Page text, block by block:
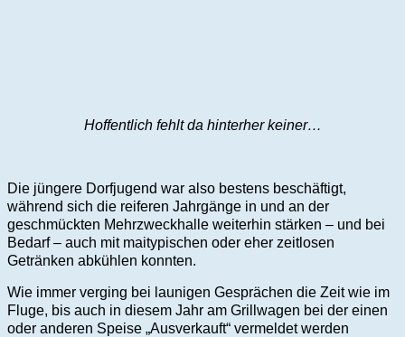
Hoffentlich fehlt da hinterher keiner…
Die jüngere Dorfjugend war also bestens beschäftigt,
während sich die reiferen Jahrgänge in und an der
geschmückten Mehrzweckhalle weiterhin stärken – und bei
Bedarf – auch mit maitypischen oder eher zeitlosen
Getränken abkühlen konnten.
Wie immer verging bei launigen Gesprächen die Zeit wie im
Fluge, bis auch in diesem Jahr am Grillwagen bei der einen
oder anderen Speise „Ausverkauft“ vermeldet werden